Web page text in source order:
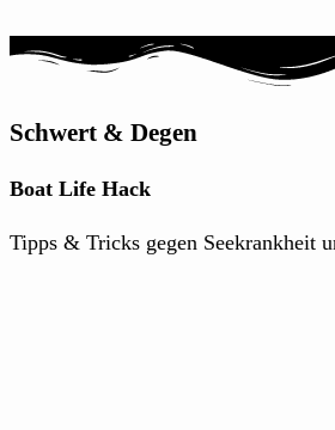
Schwert & Degen
Boat Life Hack
Tipps & Tricks gegen Seekrankheit